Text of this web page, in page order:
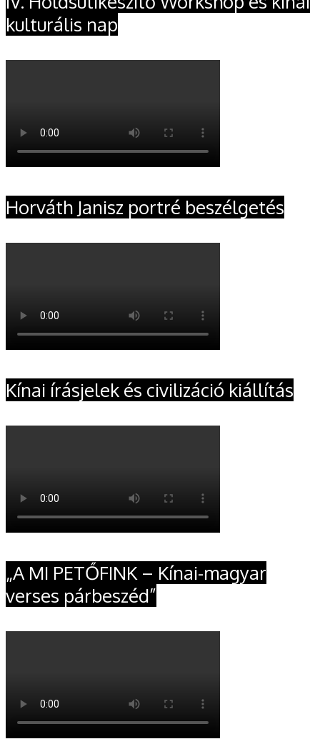
kulturális nap
Horváth Janisz portré beszélgetés
Kínai írásjelek és civilizáció kiállítás
„A MI PETŐFINK – Kínai-magyar
verses párbeszéd”